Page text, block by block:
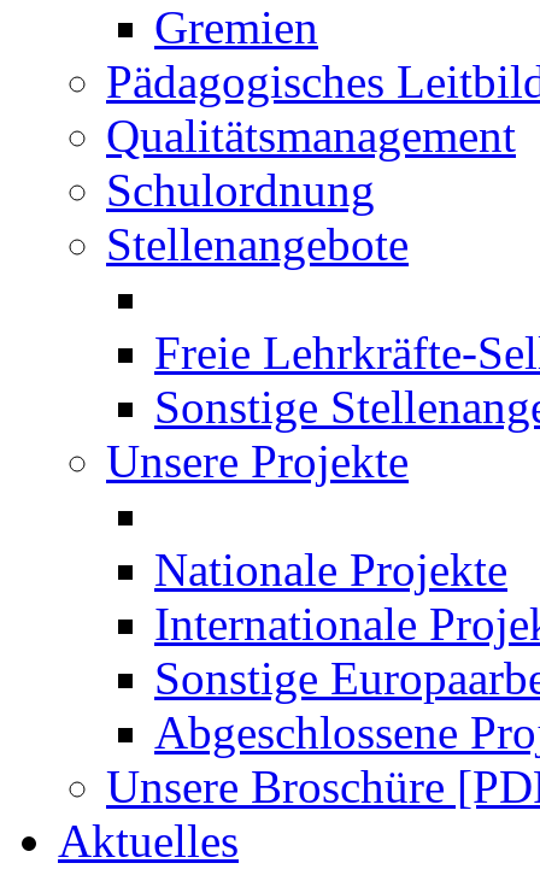
Gremien
Pädagogisches
Qualitätsmanagement
Schulordnung
Stellenangebote
Freie Lehrkräfte-
Sonstige
Unsere Projekte
Nationale Projekte
Internationale
Sonstige
Abgeschlossene
Unsere Broschüre
Aktuelles